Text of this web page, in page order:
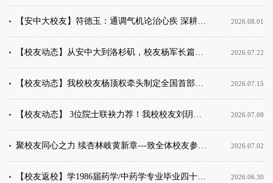
【安中大校友】符德玉：通调气机论治心疾 深耕杏林三十八载 2026.08.01
【校友动态】从安中大到洛杉矶，校友杨军长篇力作《洛城浮生》问世 2026.07.22
【校友动态】我校校友杨顶权牵头制定全国首部毛发专病门诊建设标准（2026版）重磅发布 2026.07.15
【校友动态】 3位院士联袂力荐！我校校友刘玥新书《别让你的心脏“提前退休”》出版 2026.07.08
聚校友同心之力 续杏林岐黄新章---致全体校友参与2026年招生宣传倡议书 2026.07.02
【校友返校】学1986届药学/中药学专业毕业四十周年返校活动圆满举行 2026.06.30